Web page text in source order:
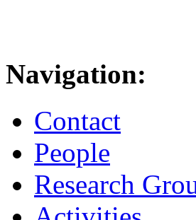
Navigation:
Contact
People
Research